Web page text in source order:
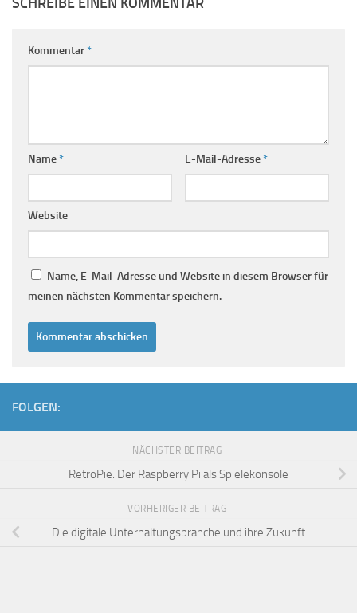
Kommentar*
Name* E-Mail-Adresse*
Website
Name, E-Mail-Adresse und Website in diesem Browser für
meinen nächsten Kommentar speichern.
FOLGEN:
NÄCHSTER BEITRAG
RetroPie: Der Raspberry Pi als Spielekonsole
VORHERIGER BEITRAG
Die digitale Unterhaltungsbranche und ihre Zukunft